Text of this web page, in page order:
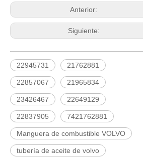
Anterior:
Siguiente:
22945731 21762881
22857067 21965834
23426467 22649129
22837905 7421762881
Manguera de combustible VOLVO
tubería de aceite de volvo